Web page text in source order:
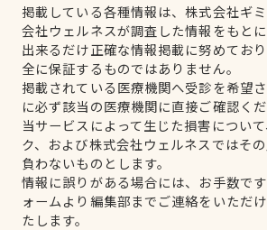
掲載している各種情報は、株式会社ギ
会社ウェルネスが調査した情報をもとに
出来るだけ正確な情報掲載に努めてお
全に保証するものではありません。
掲載されている医療機関へ受診を希望
に必ず該当の医療機関に直接ご確認くだ
当サービスによって生じた損害につい
ク、および株式会社ウェルネスではそ
負わないものとします。
情報に誤りがある場合には、お手数で
ォームより編集部までご連絡をいただ
たします。